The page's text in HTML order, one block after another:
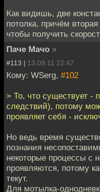
Как видишь, две
потолка, причём
чтобы получить
Паче Мачо »
#113 | 13.09.11 22:47
Кому: WSerg, #102
> То, что существует -
следствий), потому
проявляет себя -
Но ведь время
познания
некоторые процессы с
проявляются, потому
текут.
Для мотылка-